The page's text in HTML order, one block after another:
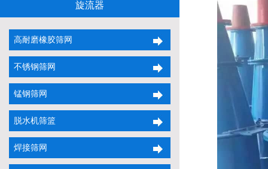
旋流器
高耐磨橡胶筛网
不锈钢筛网
锰钢筛网
脱水机筛篮
焊接筛网